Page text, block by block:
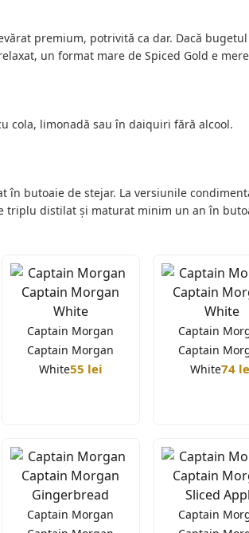
premium, potrivită ca dar. Dacă bugetul
un format mare de Spiced Gold e
cola, limonadă sau în daiquiri fără alcool.
în butoaie de stejar. La versiunile
triplu distilat și maturat minim un an în
Captain Morgan
Captain Morgan
White55 lei
Captain
Captain
White74
Captain Morgan
Captain
a continua.
pe site-ul nostru și pentru a colecta
de reclame (inclusiv pe mobil) pentru
publicitate, analiză și suport.
Politica de